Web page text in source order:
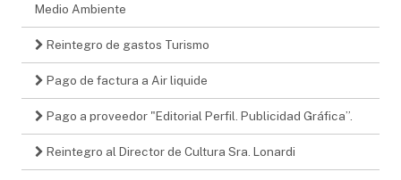
Medio Ambiente
Reintegro de gastos Turismo
Pago de factura a Air liquide
Pago a proveedor "Editorial Perfil. Publicidad Gráfica”.
Reintegro al Director de Cultura Sra. Lonardi